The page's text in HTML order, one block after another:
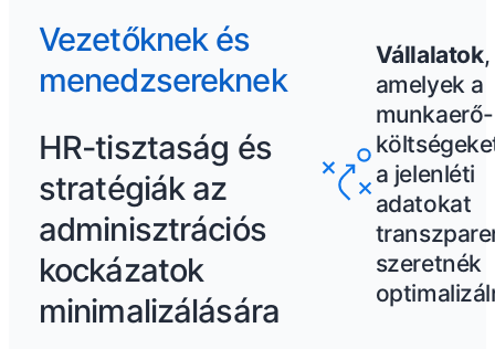
Vezetőknek és
menedzsereknek
HR-tisztaság és
stratégiák az
adminisztrációs
kockázatok
minimalizálására
Vállalatok,
amelyek a
munkaerő-
a jelenléti
adatokat
szeretnék